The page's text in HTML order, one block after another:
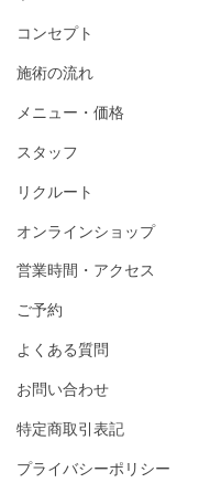
コンセプト
施術の流れ
メニュー・価格
スタッフ
リクルート
オンラインショップ
営業時間・アクセス
ご予約
よくある質問
お問い合わせ
特定商取引表記
プライバシーポリシー